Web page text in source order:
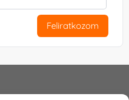
Feliratkozom